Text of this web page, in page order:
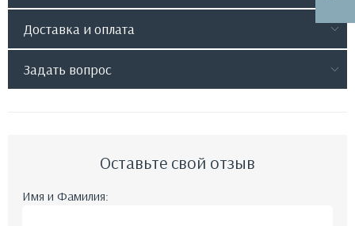
Доставка и оплата
Задать вопрос
Оставьте свой отзыв
Имя и Фамилия: